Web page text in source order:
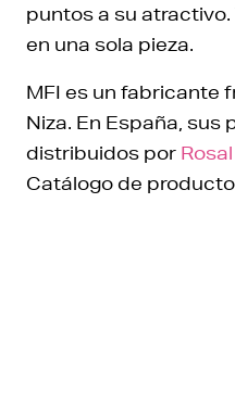
puntos a su
en una sola pieza.
MFI es un fabricante
Niza. En España, sus
distribuidos por
Catálogo de